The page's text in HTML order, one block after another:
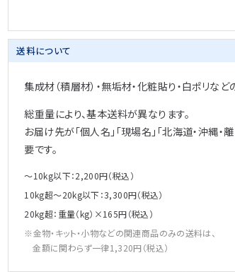
送料について
集成材（積層材）・無垢材・化粧貼り・白ポリなど
総重量により、基本送料が異なります。
お届け先が「個人名」「現場名」「北海道・沖縄
要です。
～10kg以下：2,200円（税込）
10kg超～20kg以下：3,300円（税込）
20kg超：重量（kg）×165円（税込）
金物・キット・小物などの関連商品のみの送料は、
金額に関わらず一律1,320円（税込）